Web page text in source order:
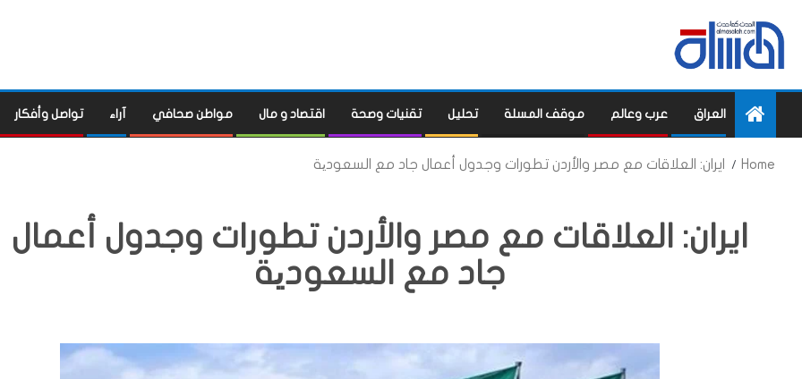
العراق عرب وعالم موقف المسلة تحليل تقنيات وصحة اقتصاد و مال مواطن صحافي آراء تواصل وأفكار
Home ايران: العلاقات مع مصر والأردن تطورات وجدول أعمال جاد مع السعودیة
ايران: العلاقات مع مصر والأردن تطورات وجدول أعمال
جاد مع السعودیة